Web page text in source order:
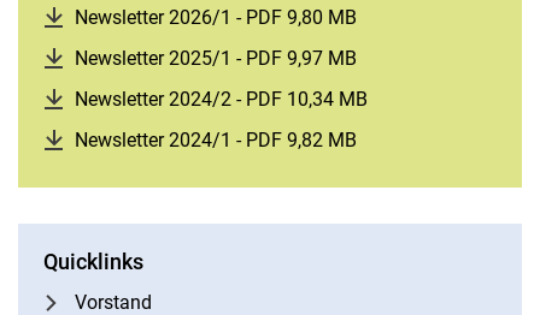
Newsletter 2026/1 - PDF 9,80 MB
Newsletter 2025/1 - PDF 9,97 MB
Newsletter 2024/2 - PDF 10,34 MB
Newsletter 2024/1 - PDF 9,82 MB
Quicklinks
Vorstand